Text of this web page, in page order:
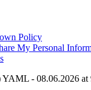
Policy
My Personal
- 08.06.2026 at